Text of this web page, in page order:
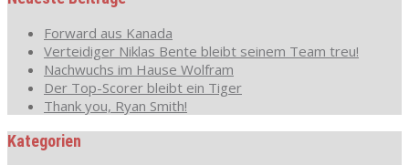
Forward aus Kanada
Verteidiger Niklas Bente bleibt seinem Team treu!
Nachwuchs im Hause Wolfram
Der Top-Scorer bleibt ein Tiger
Thank you, Ryan Smith!
Kategorien